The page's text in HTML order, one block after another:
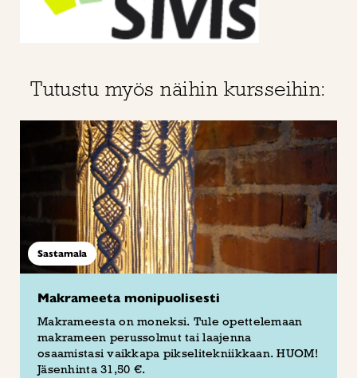
Tutustu myös näihin kursseihin:
Sastamala
Makrameeta monipuolisesti
Makrameesta on moneksi. Tule opettelemaan
makrameen perussolmut tai laajenna
osaamistasi vaikkapa pikselitekniikkaan. HUOM!
Jäsenhinta 31,50 €.